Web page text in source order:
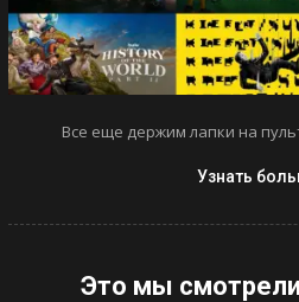
Все еще держим лапки на
Узнать
Это мы